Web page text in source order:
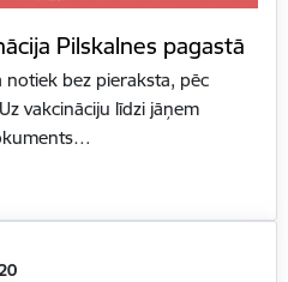
Pilskalnes pagastā
notiek bez pieraksta, pēc
vakcināciju līdzi jāņem